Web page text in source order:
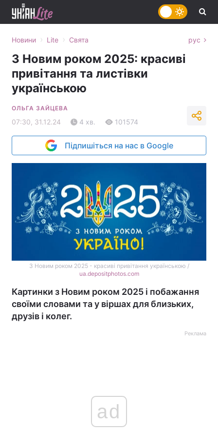
Новини › Lite › Свята рус
З Новим роком 2025: красиві
привітання та листівки
українською
ОЛЬГА ЗАЙЦЕВА
07:30, 31.12.24 4 хв. 101574
Підпишіться на нас в Google
З Новим роком 2025 - красиві привітання українською /
ua.depositphotos.com
Картинки з Новим роком 2025 і побажання
своїми словами та у віршах для близьких,
друзів і колег.
Реклама
ad